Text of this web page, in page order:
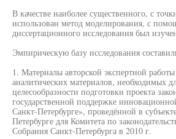
В качестве наиболее существенного, с
использован метод моделирования, с
диссертационного исследования был
Эмпирическую базу исследования
1. Материалы авторской экспертной
аналитических материалов, необходимых
целесообразности подготовки проекта
государственной поддержке
Санкт-Петербурге», проведённой в
Петербурге для Комитета по
Собрания Санкт-Петербурга в 2010 г.